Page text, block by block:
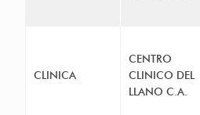
CLINICA
CENTRO
CLINICO DEL
LLANO C.A.